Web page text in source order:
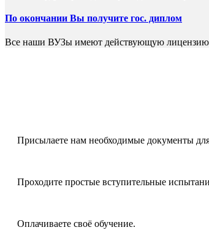
По окончании Вы получите гос. диплом
Все наши ВУЗы имеют действующую лицензию
Присылаете нам необходимые документы
Проходите простые вступительные
Оплачиваете своё обучение.